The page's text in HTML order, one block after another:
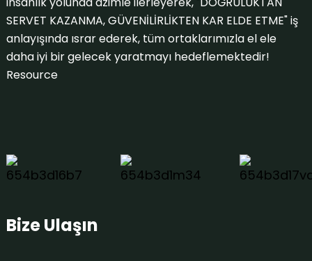
SERVET KAZANMA, GÜVENİLİRLİKTEN KAR ELDE ETME" iş
anlayışında ısrar ederek, tüm ortaklarımızla el ele
daha iyi bir gelecek yaratmayı hedeflemektedir!
Resource
Bize Ulaşın